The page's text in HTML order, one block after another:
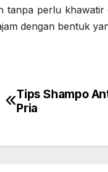
tanpa perlu
dengan bentuk
Tips Shampo
Pria